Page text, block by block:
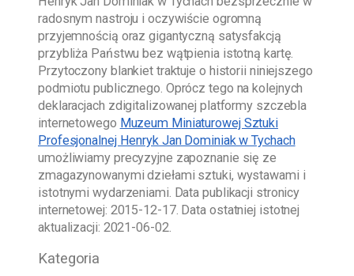
radosnym nastroju i oczywiście ogromną
przyjemnością oraz gigantyczną satysfakcją
przybliża Państwu bez wątpienia istotną kartę.
Przytoczony blankiet traktuje o historii niniejszego
podmiotu publicznego. Oprócz tego na kolejnych
deklaracjach zdigitalizowanej platformy szczebla
internetowego Muzeum Miniaturowej Sztuki
Profesjonalnej Henryk Jan Dominiak w Tychach
umożliwiamy precyzyjne zapoznanie się ze
zmagazynowanymi dziełami sztuki, wystawami i
istotnymi wydarzeniami. Data publikacji stronicy
internetowej: 2015-12-17. Data ostatniej istotnej
aktualizacji: 2021-06-02
Kategoria